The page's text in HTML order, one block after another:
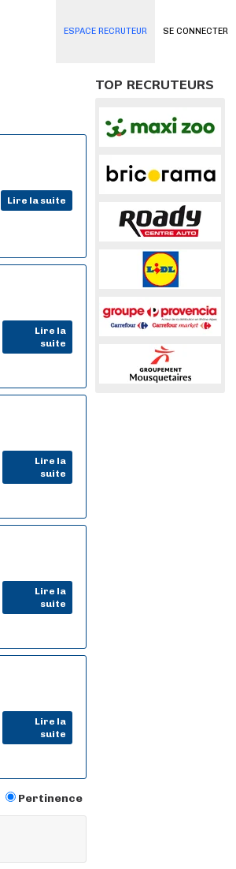
SE CONNECTER
ESPACE RECRUTEUR
Lire la suite
Lire la
suite
Lire la
suite
Lire la
suite
Lire la
suite
Pertinence
TOP RECRUTEURS